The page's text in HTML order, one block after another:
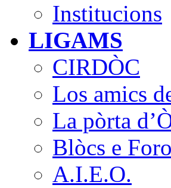
Institucions
LIGAMS
CIRDÒC
Los amics
La pòrta
Blòcs e
A.I.E.O.